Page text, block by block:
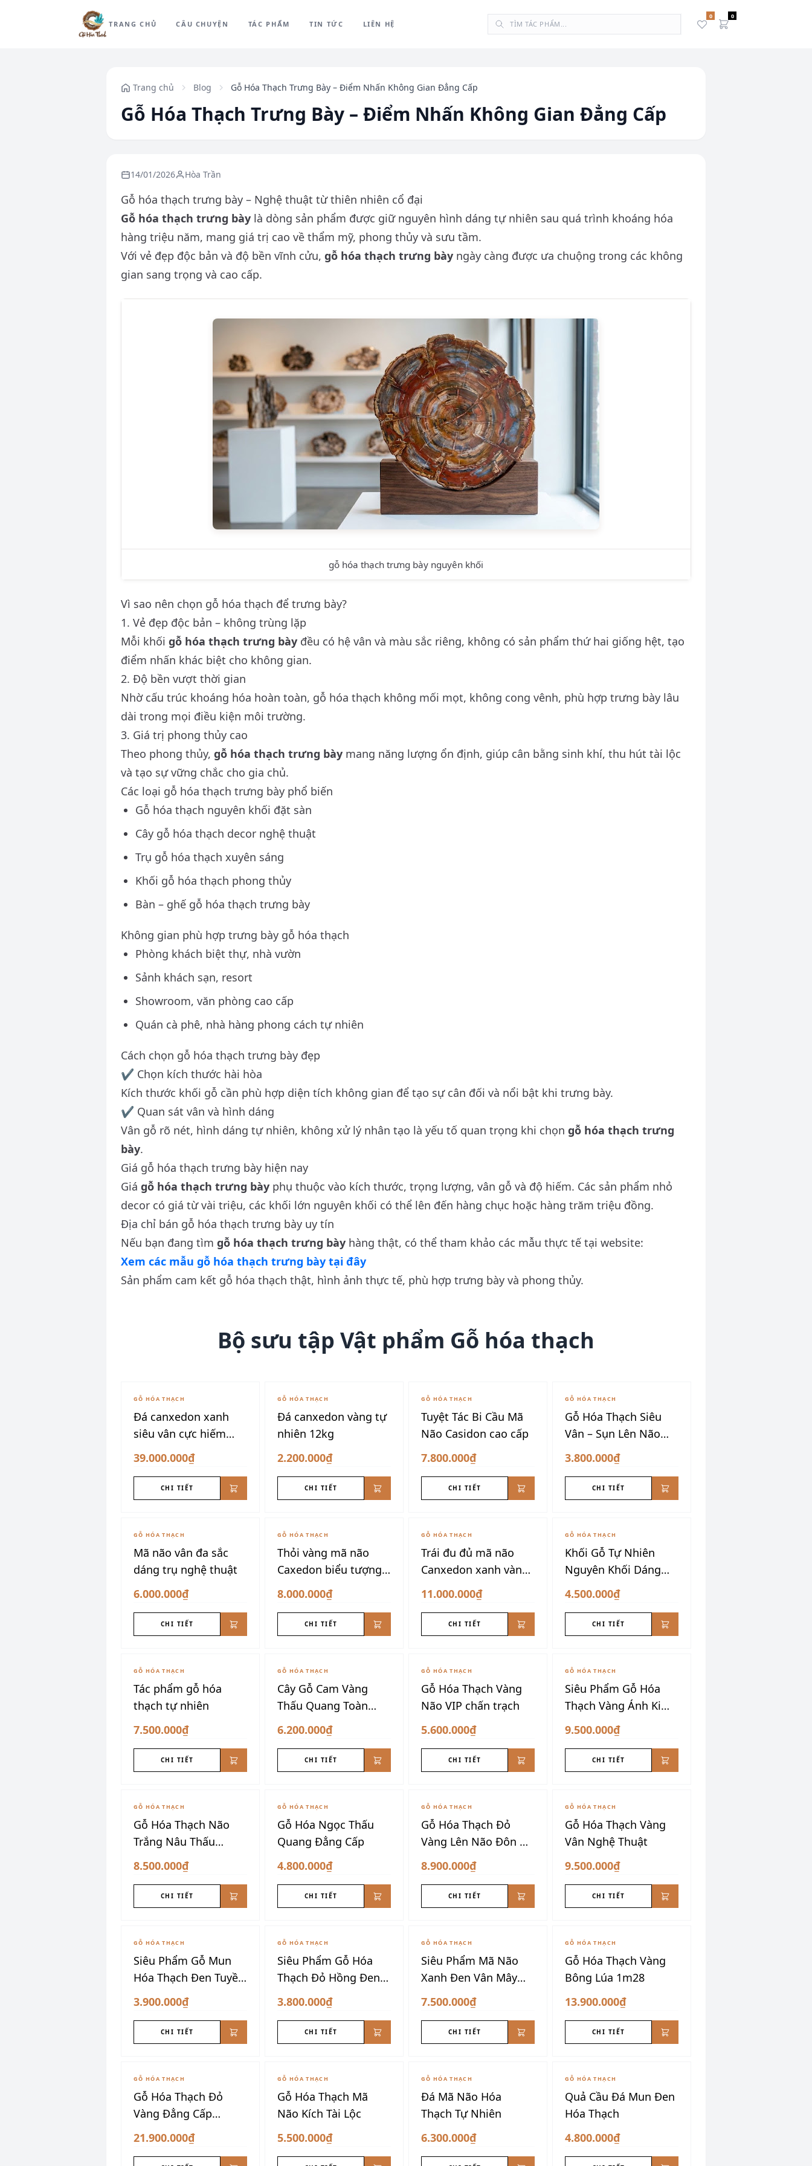
TRANG CHỦ CÂU CHUYỆN TÁC PHẨM TIN TỨC LIÊN HỆ
0 0
Trang chủ Blog Gỗ Hóa Thạch Trưng Bày – Điểm Nhấn Không Gian Đẳng Cấp
Gỗ Hóa Thạch Trưng Bày – Điểm Nhấn Không Gian Đẳng Cấp
14/01/2026 Hòa Trần
Gỗ hóa thạch trưng bày – Nghệ thuật từ thiên nhiên cổ đại
Gỗ hóa thạch trưng bày là dòng sản phẩm được giữ nguyên hình dáng tự nhiên sau quá trình khoáng hóa
hàng triệu năm, mang giá trị cao về thẩm mỹ, phong thủy và sưu tầm.
Với vẻ đẹp độc bản và độ bền vĩnh cửu, gỗ hóa thạch trưng bày ngày càng được ưa chuộng trong các không
gian sang trọng và cao cấp.
gỗ hóa thạch trưng bày nguyên khối
Vì sao nên chọn gỗ hóa thạch để trưng bày?
1. Vẻ đẹp độc bản – không trùng lặp
Mỗi khối gỗ hóa thạch trưng bày đều có hệ vân và màu sắc riêng, không có sản phẩm thứ hai giống hệt, tạo
điểm nhấn khác biệt cho không gian.
2. Độ bền vượt thời gian
Nhờ cấu trúc khoáng hóa hoàn toàn, gỗ hóa thạch không mối mọt, không cong vênh, phù hợp trưng bày lâu
dài trong mọi điều kiện môi trường.
3. Giá trị phong thủy cao
Theo phong thủy, gỗ hóa thạch trưng bày mang năng lượng ổn định, giúp cân bằng sinh khí, thu hút tài lộc
và tạo sự vững chắc cho gia chủ.
Các loại gỗ hóa thạch trưng bày phổ biến
Gỗ hóa thạch nguyên khối đặt sàn
Cây gỗ hóa thạch decor nghệ thuật
Trụ gỗ hóa thạch xuyên sáng
Khối gỗ hóa thạch phong thủy
Bàn – ghế gỗ hóa thạch trưng bày
Không gian phù hợp trưng bày gỗ hóa thạch
Phòng khách biệt thự, nhà vườn
Sảnh khách sạn, resort
Showroom, văn phòng cao cấp
Quán cà phê, nhà hàng phong cách tự nhiên
Cách chọn gỗ hóa thạch trưng bày đẹp
✔ Chọn kích thước hài hòa
Kích thước khối gỗ cần phù hợp diện tích không gian để tạo sự cân đối và nổi bật khi trưng bày.
✔ Quan sát vân và hình dáng
Vân gỗ rõ nét, hình dáng tự nhiên, không xử lý nhân tạo là yếu tố quan trọng khi chọn gỗ hóa thạch trưng
bày.
Giá gỗ hóa thạch trưng bày hiện nay
Giá gỗ hóa thạch trưng bày phụ thuộc vào kích thước, trọng lượng, vân gỗ và độ hiếm. Các sản phẩm nhỏ
decor có giá từ vài triệu, các khối lớn nguyên khối có thể lên đến hàng chục hoặc hàng trăm triệu đồng.
Địa chỉ bán gỗ hóa thạch trưng bày uy tín
Nếu bạn đang tìm gỗ hóa thạch trưng bày hàng thật, có thể tham khảo các mẫu thực tế tại website:
Xem các mẫu gỗ hóa thạch trưng bày tại đây
Sản phẩm cam kết gỗ hóa thạch thật, hình ảnh thực tế, phù hợp trưng bày và phong thủy.
Bộ sưu tập Vật phẩm Gỗ hóa thạch
GỖ HÓA THẠCH
Đá canxedon xanh
siêu vân cực hiếm
175kg
39.000.000₫
CHI TIẾT
GỖ HÓA THẠCH
Đá canxedon vàng tự
nhiên 12kg
2.200.000₫
CHI TIẾT
GỖ HÓA THẠCH
Tuyệt Tác Bi Cầu Mã
Não Casidon cao cấp
7.800.000₫
CHI TIẾT
GỖ HÓA THẠCH
Gỗ Hóa Thạch Siêu
Vân – Sụn Lên Não
VIP
3.800.000₫
CHI TIẾT
GỖ HÓA THẠCH
Mã não vân đa sắc
dáng trụ nghệ thuật
6.000.000₫
CHI TIẾT
GỖ HÓA THẠCH
Thỏi vàng mã não
Caxedon biểu tượng
tài lộc
8.000.000₫
CHI TIẾT
GỖ HÓA THẠCH
Trái đu đủ mã não
Canxedon xanh vàng
siêu đẹp
11.000.000₫
CHI TIẾT
GỖ HÓA THẠCH
Khối Gỗ Tự Nhiên
Nguyên Khối Dáng
Núi
4.500.000₫
CHI TIẾT
GỖ HÓA THẠCH
Tác phẩm gỗ hóa
thạch tự nhiên
7.500.000₫
CHI TIẾT
GỖ HÓA THẠCH
Cây Gỗ Cam Vàng
Thấu Quang Toàn
Phần
6.200.000₫
CHI TIẾT
GỖ HÓA THẠCH
Gỗ Hóa Thạch Vàng
Não VIP chấn trạch
5.600.000₫
CHI TIẾT
GỖ HÓA THẠCH
Siêu Phẩm Gỗ Hóa
Thạch Vàng Ánh Kim
Dáng Núi
9.500.000₫
CHI TIẾT
GỖ HÓA THẠCH
Gỗ Hóa Thạch Não
Trắng Nâu Thấu
Quang
8.500.000₫
CHI TIẾT
GỖ HÓA THẠCH
Gỗ Hóa Ngọc Thấu
Quang Đẳng Cấp
4.800.000₫
CHI TIẾT
GỖ HÓA THẠCH
Gỗ Hóa Thạch Đỏ
Vàng Lên Não Đôn Nu
VIP
8.900.000₫
CHI TIẾT
GỖ HÓA THẠCH
Gỗ Hóa Thạch Vàng
Vân Nghệ Thuật
9.500.000₫
CHI TIẾT
GỖ HÓA THẠCH
Siêu Phẩm Gỗ Mun
Hóa Thạch Đen Tuyền
Đẳng Cấp
3.900.000₫
CHI TIẾT
GỖ HÓA THẠCH
Siêu Phẩm Gỗ Hóa
Thạch Đỏ Hồng Đen
VIP
3.800.000₫
CHI TIẾT
GỖ HÓA THẠCH
Siêu Phẩm Mã Não
Xanh Đen Vân Mây
VIP
7.500.000₫
CHI TIẾT
GỖ HÓA THẠCH
Gỗ Hóa Thạch Vàng
Bông Lúa 1m28
13.900.000₫
CHI TIẾT
GỖ HÓA THẠCH
Gỗ Hóa Thạch Đỏ
Vàng Đẳng Cấp
Thượng Lưu
21.900.000₫
GỖ HÓA THẠCH
Gỗ Hóa Thạch Mã
Não Kích Tài Lộc
5.500.000₫
GỖ HÓA THẠCH
Đá Mã Não Hóa
Thạch Tự Nhiên
6.300.000₫
GỖ HÓA THẠCH
Quả Cầu Đá Mun Đen
Hóa Thạch
4.800.000₫